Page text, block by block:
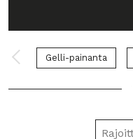
Gelli-painanta